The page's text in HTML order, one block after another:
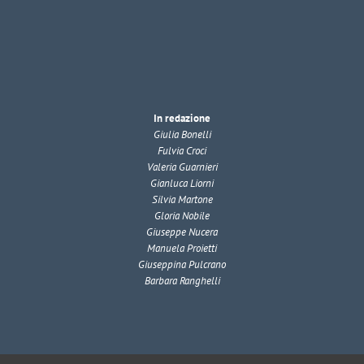
In redazione
Giulia Bonelli
Fulvia Croci
Valeria Guarnieri
Gianluca Liorni
Silvia Martone
Gloria Nobile
Giuseppe Nucera
Manuela Proietti
Giuseppina Pulcrano
Barbara Ranghelli